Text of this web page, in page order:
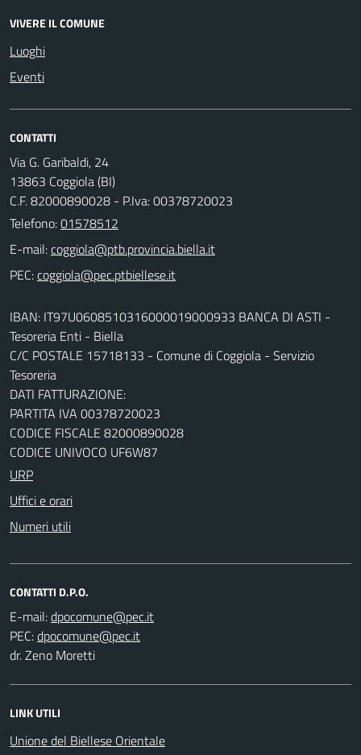
VIVERE IL COMUNE
Luoghi
Eventi
CONTATTI
Via G. Garibaldi, 24
13863 Coggiola (BI)
C.F. 82000890028 - P.Iva: 00378720023
Telefono:01578512
E-mail:
PEC:
IBAN: IT97U0608510316000019000933 BANCA DI ASTI -
Tesoreria Enti - Biella
C/C POSTALE 15718133 - Comune di Coggiola - Servizio
Tesoreria
DATI FATTURAZIONE:
PARTITA IVA 00378720023
CODICE FISCALE 82000890028
CODICE UNIVOCO UF6W87
URP
Uffici e orari
Numeri utili
CONTATTI D.P.O.
E-mail:
PEC:
dr. Zeno Moretti
LINK UTILI
Unione del Biellese Orientale